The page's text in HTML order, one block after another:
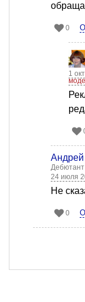
0
1
Андрей
Дебютант
24 июля
Не
0